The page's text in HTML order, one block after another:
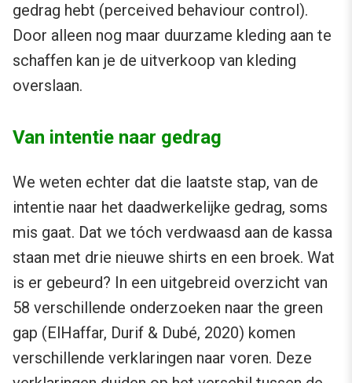
gedrag hebt (perceived behaviour control).
Door alleen nog maar duurzame kleding aan te
schaffen kan je de uitverkoop van kleding
overslaan.
Van intentie naar gedrag
We weten echter dat die laatste stap, van de
intentie naar het daadwerkelijke gedrag, soms
mis gaat. Dat we tóch verdwaasd aan de kassa
staan met drie nieuwe shirts en een broek. Wat
is er gebeurd? In een uitgebreid overzicht van
58 verschillende onderzoeken naar the green
gap (ElHaffar, Durif & Dubé, 2020) komen
verschillende verklaringen naar voren. Deze